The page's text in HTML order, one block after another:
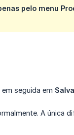
pelo menu
seguida em
A única